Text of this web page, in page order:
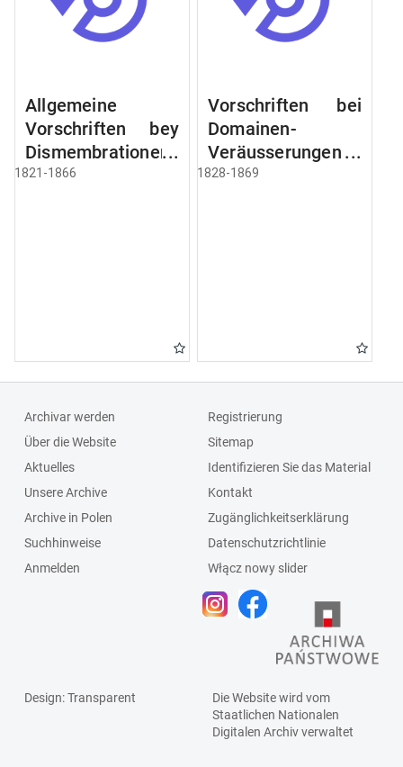
Allgemeine
Vorschriften bey
Dismembrationen
Domainen-
1821-1866
Vorschriften bei
Domainen-
Veräusserungen
und
1828-1869
Archivar werden
Über die Website
Aktuelles
Unsere Archive
Archive in Polen
Suchhinweise
Anmelden
Registrierung
Sitemap
Identifizieren Sie das Material
Kontakt
Zugänglichkeitserklärung
Datenschutzrichtlinie
Włącz nowy slider
Design: Transparent
Die Website wird vom
Staatlichen Nationalen
Digitalen Archivverwaltet